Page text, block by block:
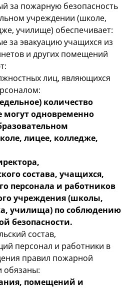
за пожарную безопасность
учреждении (школе,
училище) обеспечивает:
за эвакуацию учащихся из
и других помещений
лиц, являющихся
количество
одновременно
лицее, колледже,
состава, учащихся,
персонала и работников
учреждения (школы,
училища) по соблюдению
безопасности.
состав,
персонал и работники в
правил пожарной
обязаны:
помещений и